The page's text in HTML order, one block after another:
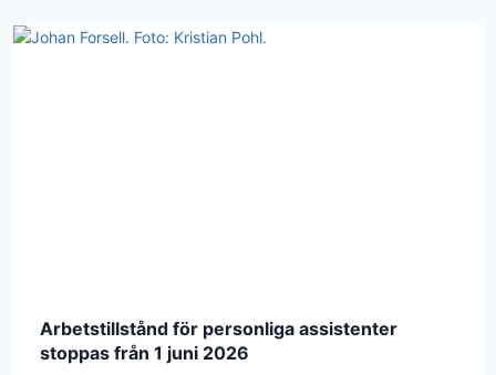
Arbetstillstånd för personliga assistenter
stoppas från 1 juni 2026